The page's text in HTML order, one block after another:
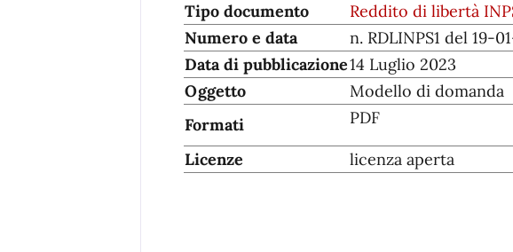
Tipo documento
Reddito di libertà
Numero e data
n. RDLINPS1 del 19-
Data di pubblicazione14 Luglio 2023
Oggetto
Modello di domanda
Formati
PDF
Licenze licenza aperta